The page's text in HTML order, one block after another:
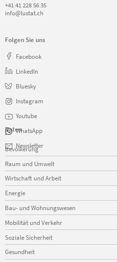
+41 41 228 56 35
info@lustat.ch
Folgen Sie uns
Facebook
LinkedIn
Bluesky
Instagram
Youtube
WhatsApp
Newsletter
Daten
Navigation
überspringen
Bevölkerung
Raum und Umwelt
Wirtschaft und Arbeit
Energie
Bau- und Wohnungswesen
Mobilität und Verkehr
Soziale Sicherheit
Gesundheit